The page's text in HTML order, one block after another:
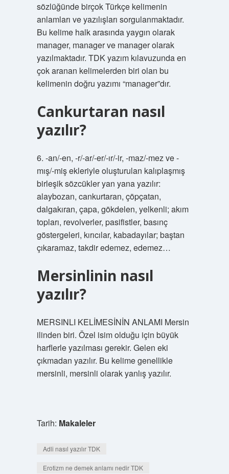
sözlüğünde birçok Türkçe kelimenin
anlamları ve yazılışları sorgulanmaktadır.
Bu kelime halk arasında yaygın olarak
manager, manager ve manager olarak
yazılmaktadır. TDK yazım kılavuzunda en
çok aranan kelimelerden biri olan bu
kelimenin doğru yazımı “manager”dır.
Cankurtaran nasıl
yazılır?
6. -an/-en, -r/-ar/-er/-ır/-ir, -maz/-mez ve -
mış/-miş ekleriyle oluşturulan kalıplaşmış
birleşik sözcükler yan yana yazılır:
alaybozan, cankurtaran, çöpçatan,
dalgakıran, çapa, gökdelen, yelkenli; akım
topları, revolverler, pasifistler, basınç
göstergeleri, kırıcılar, kabadayılar; baştan
çıkaramaz, takdir edemez, edemez…
Mersinlinin nasıl
yazılır?
MERSINLI KELİMESİNİN ANLAMI Mersin
ilinden biri. Özel isim olduğu için büyük
harflerle yazılması gerekir. Gelen eki
çıkmadan yazılır. Bu kelime genellikle
mersinli, mersinli olarak yanlış yazılır.
Tarih: Makaleler
Adli nasıl yazılır TDK
Erotizm ne demek anlamı nedir TDK